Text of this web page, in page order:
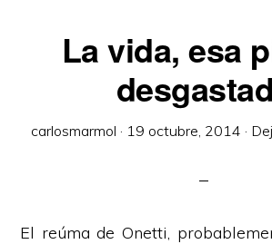
La vida, esa
carlosmarmol · 19 octubre, 2014 ·
El reúma de Onetti,